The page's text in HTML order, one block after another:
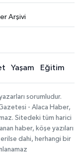
Arşivi
Yaşam Eğitim
sorumludur.
- Alaca Haber,
Sitedeki tüm harici
haber, köşe yazıları
dahi, herhangi bir